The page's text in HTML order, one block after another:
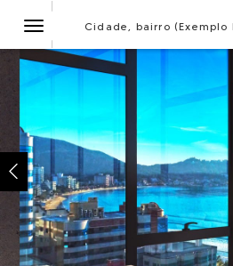
NavegaçãoCidade, bairro (Exemplo